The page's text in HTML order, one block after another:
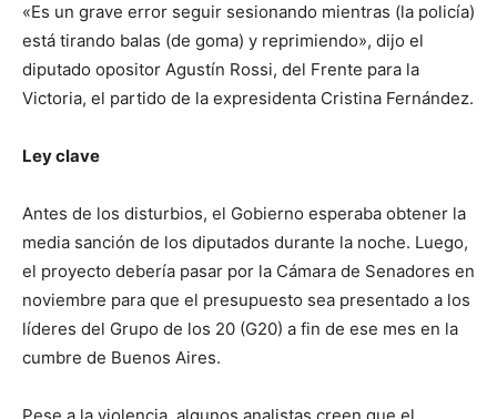
«Es un grave error seguir sesionando mientras (la policía)
está tirando balas (de goma) y reprimiendo», dijo el
diputado opositor Agustín Rossi, del Frente para la
Victoria, el partido de la expresidenta Cristina Fernández.
Ley clave
Antes de los disturbios, el Gobierno esperaba obtener la
media sanción de los diputados durante la noche. Luego,
el proyecto debería pasar por la Cámara de Senadores en
noviembre para que el presupuesto sea presentado a los
líderes del Grupo de los 20 (G20) a fin de ese mes en la
cumbre de Buenos Aires.